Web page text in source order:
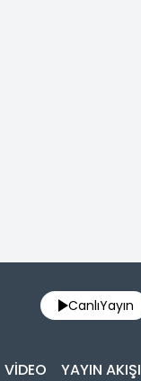
CanlıYayın
VİDEO YAYIN AKIŞI